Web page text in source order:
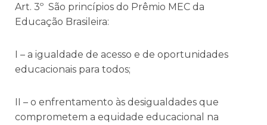
Art. 3º São princípios do Prêmio MEC da
Educação Brasileira:
I – a igualdade de acesso e de oportunidades
educacionais para todos;
II – o enfrentamento às desigualdades que
comprometem a equidade educacional na